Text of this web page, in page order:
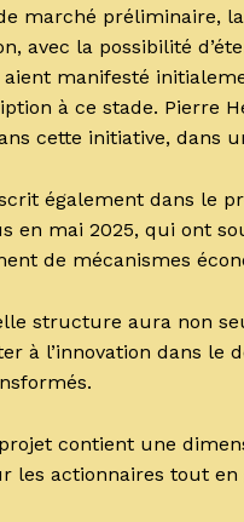
marché préliminaire,
avec la possibilité
manifesté
à ce stade. Pierre
cette initiative,
également dans le
en mai 2025, qui ont
de mécanismes
structure aura non
à l’innovation dans
contient une
les actionnaires tout